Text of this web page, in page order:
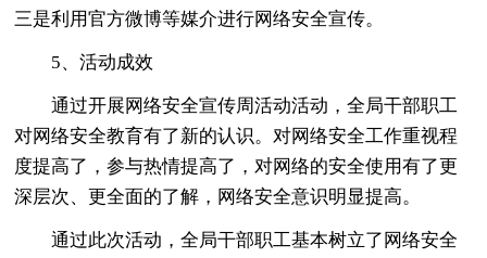
三是利用官方微博等媒介进行网络安全宣传。
5、活动成效
通过开展网络安全宣传周活动活动，全局干部职工
对网络安全教育有了新的认识。对网络安全工作重视程
度提高了，参与热情提高了，对网络的安全使用有了更
深层次、更全面的了解，网络安全意识明显提高。
通过此次活动，全局干部职工基本树立了网络安全